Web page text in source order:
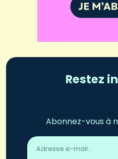
Restez
Abonnez-vous à
Adresse
email